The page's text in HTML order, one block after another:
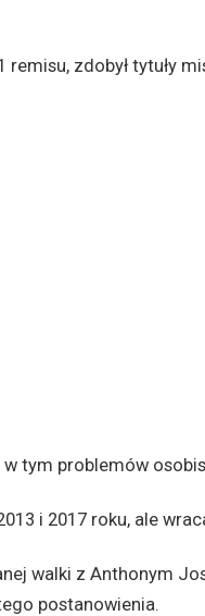
remisu, zdobył tytuły
w tym problemów
i 2017 roku, ale
walki z Anthonym
postanowienia.